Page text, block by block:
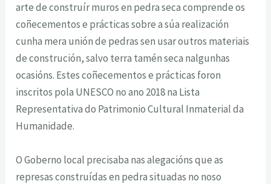
arte de construír muros en pedra seca comprende os
coñecementos e prácticas sobre a súa realización
cunha mera unión de pedras sen usar outros materiais
de construción, salvo terra tamén seca nalgunhas
ocasións. Estes coñecementos e prácticas foron
inscritos pola UNESCO no ano 2018 na Lista
Representativa do Patrimonio Cultural Inmaterial da
Humanidade.
O Goberno local precisaba nas alegacións que as
represas construídas en pedra situadas no noso